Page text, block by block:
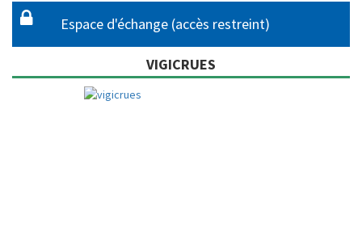
Espace d'échange (accès restreint)
VIGICRUES